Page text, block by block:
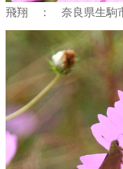
飛翔 ： 奈良県生駒